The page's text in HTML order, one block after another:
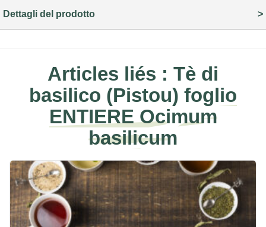
Dettagli del prodotto
Articles liés : Tè di
basilico (Pistou) foglio
ENTIERE Ocimum
basilicum